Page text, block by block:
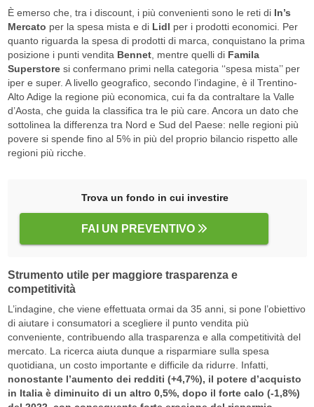
È emerso che, tra i discount, i più convenienti sono le reti di In’s
Mercato per la spesa mista e di Lidl per i prodotti economici. Per
quanto riguarda la spesa di prodotti di marca, conquistano la prima
posizione i punti vendita Bennet, mentre quelli di Famila
Superstoresi confermano primi nella categoria ‘‘spesa mista’’ per
iper e super. A livello geografico, secondo l’indagine, è il Trentino-
Alto Adige la regione più economica, cui fa da contraltare la Valle
d’Aosta, che guida la classifica tra le più care. Ancora un dato che
sottolinea la differenza tra Nord e Sud del Paese: nelle regioni più
povere si spende fino al 5% in più del proprio bilancio rispetto alle
regioni più ricche.
Trova un fondo in cui investire
FAI UN PREVENTIVO
Strumento utile per maggiore trasparenza e
competitività
L’indagine, che viene effettuata ormai da 35 anni, si pone l’obiettivo
di aiutare i consumatori a scegliere il punto vendita più
conveniente, contribuendo alla trasparenza e alla competitività del
mercato. La ricerca aiuta dunque a risparmiare sulla spesa
quotidiana, un costo importante e difficile da ridurre. Infatti,
nonostante l’aumento dei redditi (+4,7%), il potere d’acquisto
in Italia è diminuito di un altro 0,5%, dopo il forte calo (-1,8%)